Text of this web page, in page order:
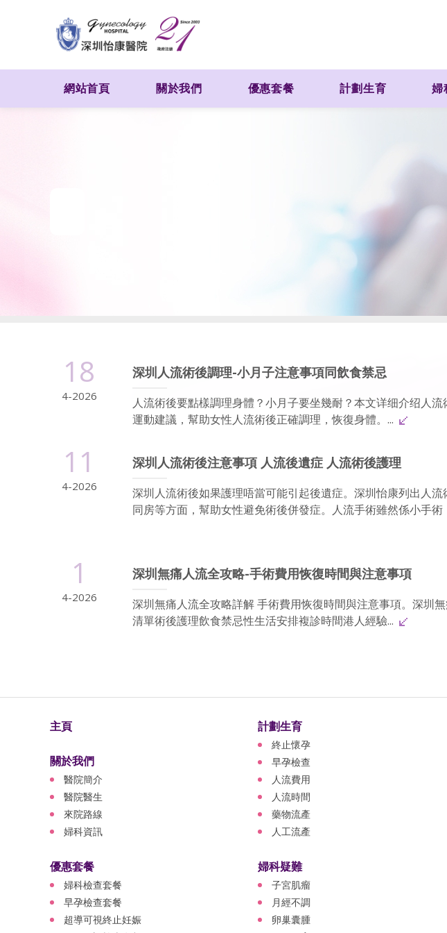
網站首頁 關於我們 優惠套餐 計劃生育 婦
18
4-2026
深圳人流術後調理-小月子注意事項同飲食禁忌
人流術後要點樣調理身體？小月子要坐幾耐？本文详细介绍人
運動建議，幫助女性人流術後正確調理，恢復身體。...
11
4-2026
深圳人流術後注意事項 人流後遺症 人流術後護理
深圳人流術後如果護理唔當可能引起後遺症。深圳怡康列出人流
同房等方面，幫助女性避免術後併發症。人流手術雖然係小手
1
4-2026
深圳無痛人流全攻略-手術費用恢復時間與注意事項
深圳無痛人流全攻略詳解 手術費用恢復時間與注意事項。深圳
清單術後護理飲食禁忌性生活安排複診時間港人經驗...
主頁
關於我們
醫院簡介
醫院醫生
來院路線
婦科資訊
優惠套餐
婦科檢查套餐
早孕檢查套餐
超導可視終止妊娠
計劃生育
終止懷孕
早孕檢查
人流費用
人流時間
藥物流產
人工流產
婦科疑難
子宮肌瘤
月經不調
卵巢囊腫